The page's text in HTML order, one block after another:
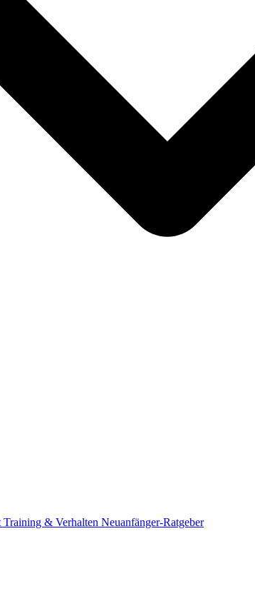
Training & Verhalten Neuanfänger-Ratgeber